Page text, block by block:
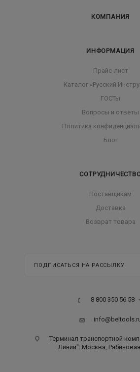
КОМПАНИЯ
ИНФОРМАЦИЯ
Прайс-лист
Каталог «Русский
ГОСТы
Вопросы и ответы
Политика
Блог
Поставщикам
Доставка
Возврат товара
ПОДПИСАТЬСЯ НА РАССЫЛКУ
8 800 350 56 58
Терминал транспортной
Линии": Москва, Рябиновая